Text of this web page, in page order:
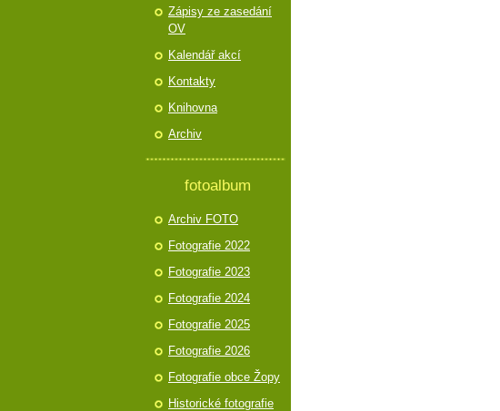
Zápisy ze zasedání
OV
Kalendář akcí
Kontakty
Knihovna
Archiv
fotoalbum
Archiv FOTO
Fotografie 2022
Fotografie 2023
Fotografie 2024
Fotografie 2025
Fotografie 2026
Fotografie obce Žopy
Historické fotografie